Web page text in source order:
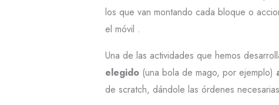
los que van montando cada bloque o
el móvil .
Una de las actividades que hemos
elegido(una bola de mago, por ejemplo)
de scratch, dándole las órdenes